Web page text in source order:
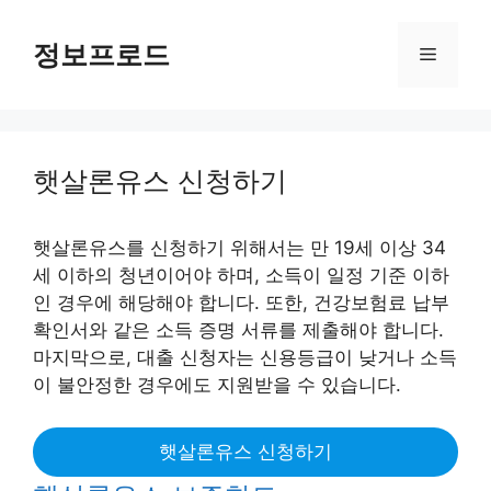
content정보프로드 Menu
햇살론유스 신청하기
햇살론유스를 신청하기 위해서는 만 19세 이상 34
세 이하의 청년이어야 하며, 소득이 일정 기준 이하
인 경우에 해당해야 합니다. 또한, 건강보험료 납부
확인서와 같은 소득 증명 서류를 제출해야 합니다.
마지막으로, 대출 신청자는 신용등급이 낮거나 소득
이 불안정한 경우에도 지원받을 수 있습니다.
햇살론유스 신청하기